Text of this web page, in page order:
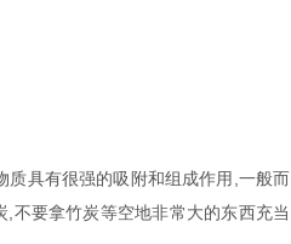
具有很强的吸附和组成作用,一般而
不要拿竹炭等空地非常大的东西充当